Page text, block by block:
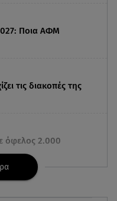
Ποια ΑΦΜ
τις διακοπές της
όφελος 2.000
Στενά του Ορμούζ